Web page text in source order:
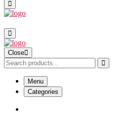
Close
Menu
Categories